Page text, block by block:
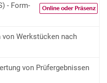
- Form-
Werkstücken nach
von Prüfergebnissen